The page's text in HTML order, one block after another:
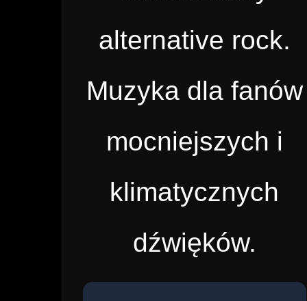
alternative rock.
Muzyka dla fanów
mocniejszych i
klimatycznych
dźwięków.